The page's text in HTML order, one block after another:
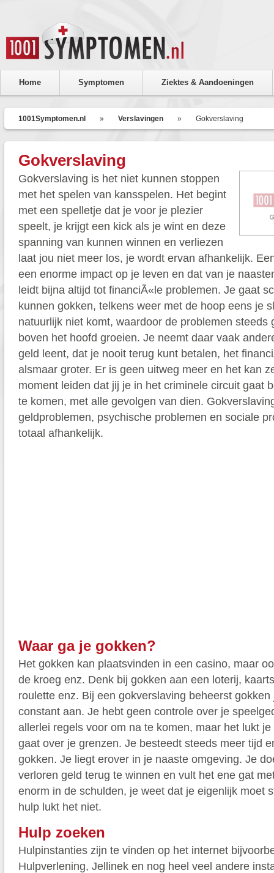
Home Symptomen Ziektes & Aandoeningen
1001Symptomen.nl » Verslavingen » Gokverslaving
Gokverslaving
Gokverslaving is het niet kunnen stoppen
met het spelen van kansspelen. Het begint
met een spelletje dat je voor je plezier
speelt, je krijgt een kick als je wint en deze
spanning van kunnen winnen en verliezen
laat jou niet meer los, je wordt ervan afhankelijk.
een enorme impact op je leven en dat van je
leidt bijna altijd tot financiÃ«le problemen. Je gaat
kunnen gokken, telkens weer met de hoop eens je
natuurlijk niet komt, waardoor de problemen steeds
boven het hoofd groeien. Je neemt daar vaak
geld leent, dat je nooit terug kunt betalen, het
alsmaar groter. Er is geen uitweg meer en het kan
moment leiden dat jij je in het criminele circuit gaat
te komen, met alle gevolgen van dien.
geldproblemen, psychische problemen en sociale
totaal afhankelijk.
Waar ga je gokken?
Het gokken kan plaatsvinden in een casino, maar
de kroeg enz. Denk bij gokken aan een loterij,
roulette enz. Bij een gokverslaving beheerst
constant aan. Je hebt geen controle over je
allerlei regels voor om na te komen, maar het lukt
gaat over je grenzen. Je besteedt steeds meer tijd
gokken. Je liegt erover in je naaste omgeving. Je
verloren geld terug te winnen en vult het ene gat
enorm in de schulden, je weet dat je eigenlijk moet
hulp lukt het niet.
Hulp zoeken
Hulpinstanties zijn te vinden op het internet
Hulpverlening, Jellinek en nog heel veel andere